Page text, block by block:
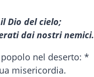
Dio del cielo;
dai nostri nemici.
nel deserto: *
misericordia.